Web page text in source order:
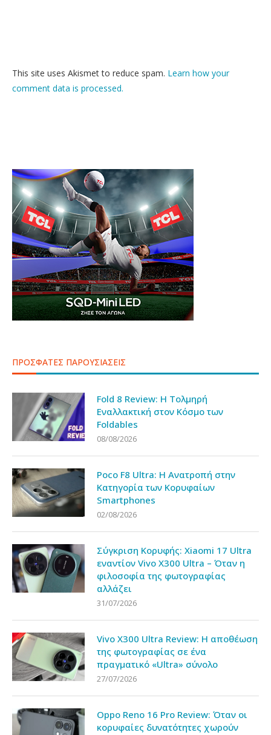
This site uses Akismet to reduce spam. Learn how your
comment data is processed.
ΠΡΟΣΦΑΤΕΣ ΠΑΡΟΥΣΙΑΣΕΙΣ
Fold 8 Review: Η Τολμηρή
Εναλλακτική στον Κόσμο των
Foldables
08/08/2026
Poco F8 Ultra: Η Ανατροπή στην
Κατηγορία των Κορυφαίων
Smartphones
02/08/2026
Σύγκριση Κορυφής: Xiaomi 17 Ultra
εναντίον Vivo X300 Ultra – Όταν η
φιλοσοφία της φωτογραφίας
αλλάζει
31/07/2026
Vivo X300 Ultra Review: Η αποθέωση
της φωτογραφίας σε ένα
πραγματικό «Ultra» σύνολο
27/07/2026
Oppo Reno 16 Pro Review: Όταν οι
κορυφαίες δυνατότητες χωρούν